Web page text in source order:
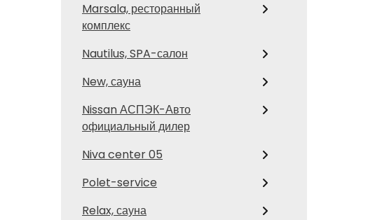
Marsala, ресторанный
комплекс
Nautilus, SPA-салон
New, сауна
Nissan АСПЭК-Авто
официальный дилер
Niva center 05
Polet-service
Relax, сауна